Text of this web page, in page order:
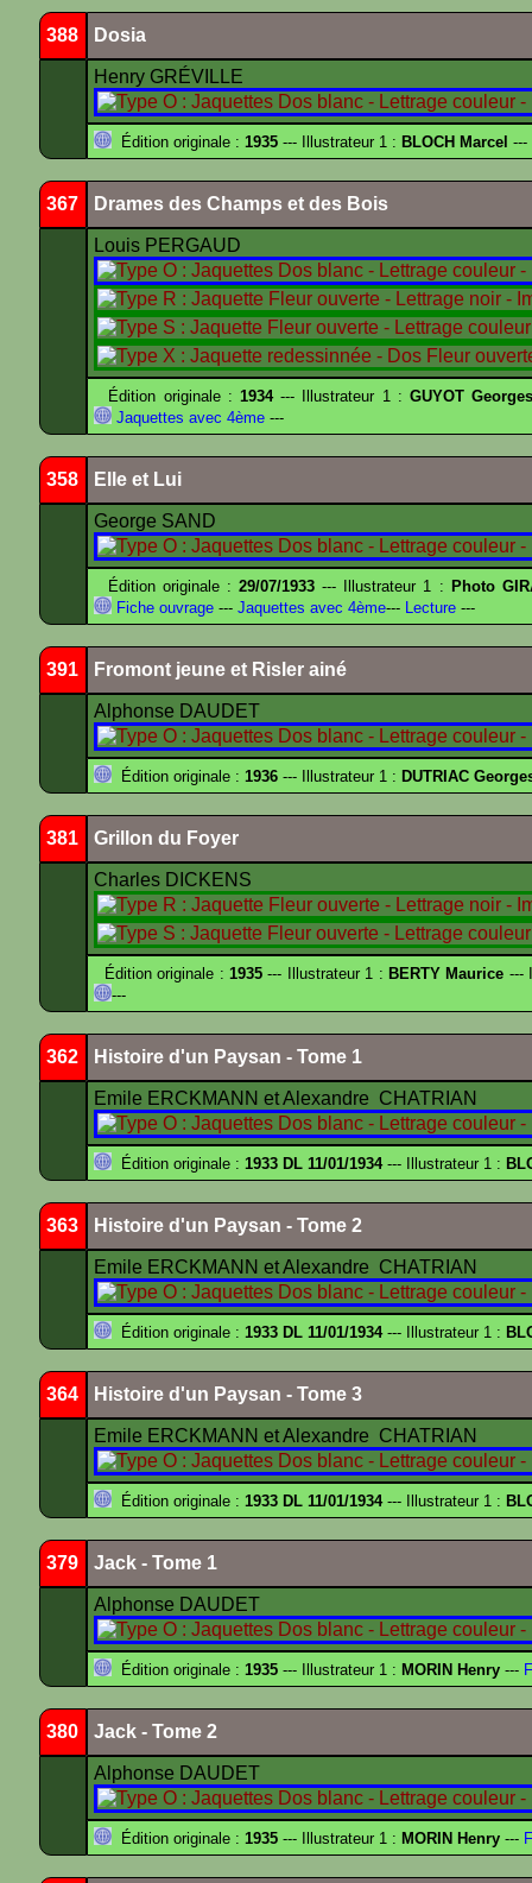
388 Dosia
Henry GRÉVILLE
Édition originale : 1935 --- Illustrateur 1 : BLOCH Marcel ---
367 Drames des Champs et des Bois
Louis PERGAUD
Édition originale : 1934--- Illustrateur 1 : GUYOT
Jaquettes avec 4ème ---
358 Elle et Lui
George SAND
Édition originale :29/07/1933 --- Illustrateur 1 : Photo
Fiche ouvrage --- Jaquettes avec 4ème--- Lecture ---
391 Fromont jeune et Risler ainé
Alphonse DAUDET
Édition originale : 1936 --- Illustrateur 1 : DUTRIAC
381 Grillon du Foyer
Charles DICKENS
Édition originale : 1935--- Illustrateur 1 : BERTY Maurice ---
---
362 Histoire d'un Paysan - Tome 1
Emile ERCKMANN et Alexandre CHATRIAN
Édition originale : 1933 DL 11/01/1934--- Illustrateur 1 :
363 Histoire d'un Paysan - Tome 2
Emile ERCKMANN et Alexandre CHATRIAN
Édition originale : 1933 DL 11/01/1934--- Illustrateur 1 :
364 Histoire d'un Paysan - Tome 3
Emile ERCKMANN et Alexandre CHATRIAN
Édition originale : 1933 DL 11/01/1934--- Illustrateur 1 :
379 Jack - Tome 1
Alphonse DAUDET
Édition originale : 1935 --- Illustrateur 1 : MORIN Henry ---
380 Jack - Tome 2
Alphonse DAUDET
Édition originale : 1935 --- Illustrateur 1 : MORIN Henry ---